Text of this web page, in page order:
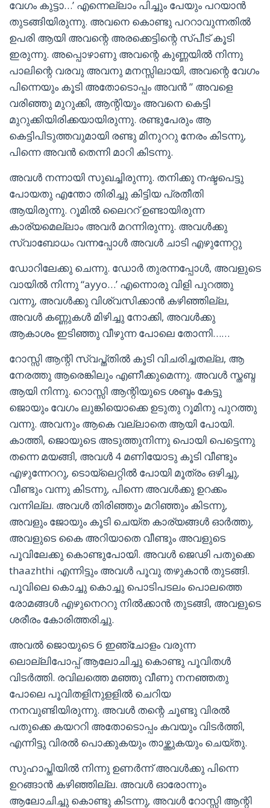
വേഗം കുട്ടാ…’ എന്നെല്ലാം പിച്ചും പേയും പറയാൻ
തുടങ്ങിയിരുന്നു. അവനെ കൊണ്ടു പററാവുന്നതിൽ
ഉപരി ആയി അവന്റെ അരക്കെട്ടിന്റെ സ്പീട് കൂടി
ഇരുന്നു. അപ്പൊഴാണു അവന്റെ കുണ്ണയിൽ നിന്നു
പാലിന്റെ വരവു അവനു മനസ്സിലായി, അവന്റെ വേഗം
പിന്നെയും കൂടി അതോടൊപ്പം അവൻ ” അവളെ
വരിഞ്ഞു മുറുക്കി, ആന്റിയും അവനെ കെട്ടി
മുറുക്കിയിരിക്കയായിരുന്നു. രണ്ടുപേരും ആ
കെട്ടിപിടുത്തവുമായി രണ്ടു മിനുററു നേരം കിടന്നു,
പിന്നെ അവൻ തെന്നി മാറി കിടന്നു.
അവൾ നന്നായി സുഖച്ചിരുന്നു. തനിക്കു നഷ്ടപെട്ടു
പോയതു എന്തോ തിരിച്ചു കിട്ടിയ പ്രതീതി
ആയിരുന്നു. റൂമിൽ ലൈററ് ഉണ്ടായിരുന്ന
കാര്യമെല്ലാം അവർ മറന്നിരുന്നു. അവൾക്കു
സ്വാബോധം വന്നപ്പോൾ അവൾ ചാടി എഴുന്നേറ്റു
ഡോറിലേക്കു ചെന്നു. ഡോർ തുരന്നപ്പോൾ, അവളുടെ
വായിൽ നിന്നു “ayyo…’ എന്നൊരു വിളി പുറത്തു
വന്നു, അവൾക്കു വിശ്വസിക്കാൻ കഴിഞ്ഞില്ല,
അവൾ കണ്ണുകൾ മിഴിച്ചു നോക്കി, അവൾക്കു
ആകാശം ഇടിഞ്ഞു വീഴുന്ന പോലെ തോന്നി……
റോസ്സി ആന്റി സ്വപ്ത്തിൽ കൂടി വിചരിച്ചതല്ല, ആ
നേരത്തു ആരെങ്കിലും എണീക്കുമെന്നു. അവൾ സ്തബ്ദ
ആയി നിന്നു. റൊസ്സി ആന്റിയുടെ ശബ്ദം കേട്ടു
ജൊയും വേഗം ലുങ്കിയൊക്കെ ഉടുതു റൂമിനു പുറത്തു
വന്നു. അവനും ആകെ വല്ലാതെ ആയി പോയി.
കാത്തി, ജൊയുടെ അടുത്തുനിന്നു പൊയി പെട്ടെന്നു
തന്നെ മയങ്ങി, അവൾ 4 മണിയോടു കൂടി വീണ്ടും
എഴുന്നേററു, ടൊയ്ലെറ്റിൽ പോയി മൂത്രം ഒഴിച്ചു,
വീണ്ടും വന്നു കിടന്നു, പിന്നെ അവൾക്കു ഉറക്കം
വന്നില്ല. അവൾ തിരിഞ്ഞും മറിഞ്ഞും കിടന്നു,
അവളും ജോയും കൂടി ചെയ്ത കാര്യങ്ങൾ ഓർത്തു,
അവളുടെ കൈ അറിയാതെ വീണ്ടും അവളുടെ
പൂവിലേക്കു കൊണ്ടുപോയി. അവൾ ജെഢി പതുക്കെ
thaazhthi എന്നിട്ടും അവൾ പൂവു തഴുകാൻ തുടങ്ങി.
പൂവിലെ കൊച്ചു കൊച്ചു പൊടിപടലം പൊലത്തെ
രോമങ്ങൾ എഴുനെററു നിൽക്കാൻ തുടങ്ങി, അവളുടെ
ശരീരം കോരിത്തരിച്ചു.
അവൽ ജൊയുടെ 6 ഇഞ്ചോളം വരുന്ന
ലൊല്ലിപോപ്പ് ആലോചിച്ചു കൊണ്ടു പൂവിതൾ
വിടർത്തി. രവിലത്തെ മഞ്ഞു വീണു നനഞ്ഞതു
പോലെ പൂവിതളിനുളളിൽ ചെറിയ
നനവുണ്ടിയിരുന്നു. അവൾ തന്റെ ചൂണ്ടു വിരൽ
പതുക്കെ കയററി അതോടൊപ്പം കവയും വിടർത്തി,
എന്നിട്ടു വിരൽ പൊക്കുകയും താഴ്ത്തുകയും ചെയ്തു.
സുഹാപ്തിയിൽ നിന്നു ഉണർന്ന് അവൾക്കു പിന്നെ
ഉറങ്ങാൻ കഴിഞ്ഞില്ല. അവൾ ഓരോന്നും
ആലോചിച്ചു കൊണ്ടു കിടന്നു, അവൾ റോസ്സി ആന്റി